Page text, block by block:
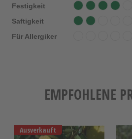
Festigkeit
Saftigkeit
Für Allergiker
EMPFOHLENE
Ausverkauft